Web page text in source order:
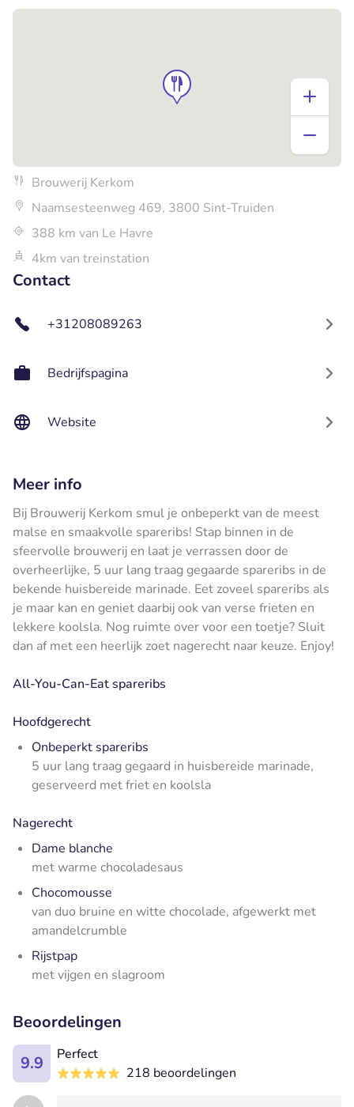
Brouwerij Kerkom
Naamsesteenweg 469, 3800 Sint-Truiden
388 km van Le Havre
4km van treinstation
Contact
+31208089263
Bedrijfspagina
Website
Meer info
Bij Brouwerij Kerkom smul je onbeperkt van de meest
malse en smaakvolle spareribs! Stap binnen in de
sfeervolle brouwerij en laat je verrassen door de
overheerlijke, 5 uur lang traag gegaarde spareribs in de
bekende huisbereide marinade. Eet zoveel spareribs als
je maar kan en geniet daarbij ook van verse frieten en
lekkere koolsla. Nog ruimte over voor een toetje? Sluit
dan af met een heerlijk zoet nagerecht naar keuze. Enjoy!
All-You-Can-Eat spareribs
Hoofdgerecht
Onbeperkt spareribs
5 uur lang traag gegaard in huisbereide marinade,
geserveerd met friet en koolsla
Nagerecht
Dame blanche
met warme chocoladesaus
Chocomousse
van duo bruine en witte chocolade, afgewerkt met
amandelcrumble
Rijstpap
met vijgen en slagroom
Beoordelingen
9.9
Perfect
218 beoordelingen